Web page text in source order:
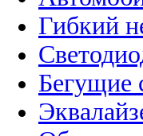
Гибкий
Бегущие